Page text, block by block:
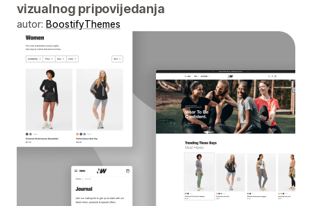
vizualnog pripovijedanja
autor: BoostifyThemes